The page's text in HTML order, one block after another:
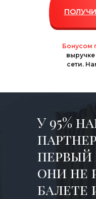
Бонусом
сети.
У 95%
первый
они не
балете